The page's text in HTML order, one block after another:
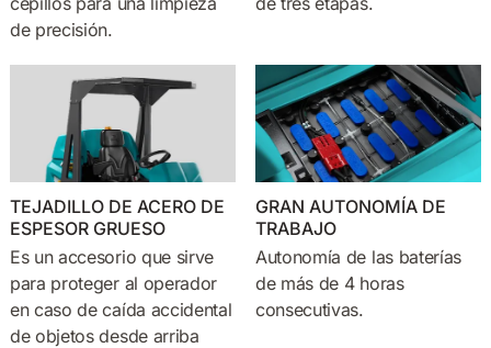
de precisión.
TEJADILLO DE ACERO DE
ESPESOR GRUESO
Es un accesorio que sirve
para proteger al operador
en caso de caída accidental
de objetos desde arriba
GRAN AUTONOMÍA DE
TRABAJO
Autonomía de las baterías
de más de 4 horas
consecutivas.